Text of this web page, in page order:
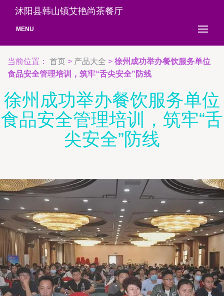
沭阳县韩山镇艾艳尚茶餐厅
MENU
当前位置： 首页 > 产品大全 > 徐州成功举办餐饮服务单位
食品安全管理培训，筑牢“舌尖安全”防线
徐州成功举办餐饮服务单位
食品安全管理培训，筑牢“舌
尖安全”防线